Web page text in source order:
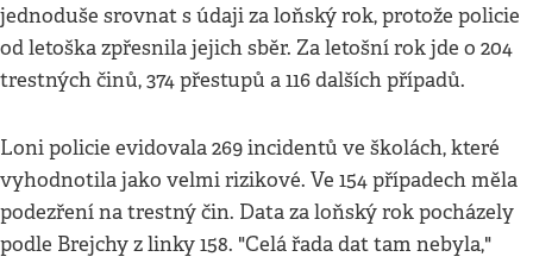
jednoduše srovnat s údaji za loňský rok, protože policie
od letoška zpřesnila jejich sběr. Za letošní rok jde o 204
trestných činů, 374 přestupů a 116 dalších případů.
Loni policie evidovala 269 incidentů ve školách, které
vyhodnotila jako velmi rizikové. Ve 154 případech měla
podezření na trestný čin. Data za loňský rok pocházely
podle Brejchy z linky 158. "Celá řada dat tam nebyla,"